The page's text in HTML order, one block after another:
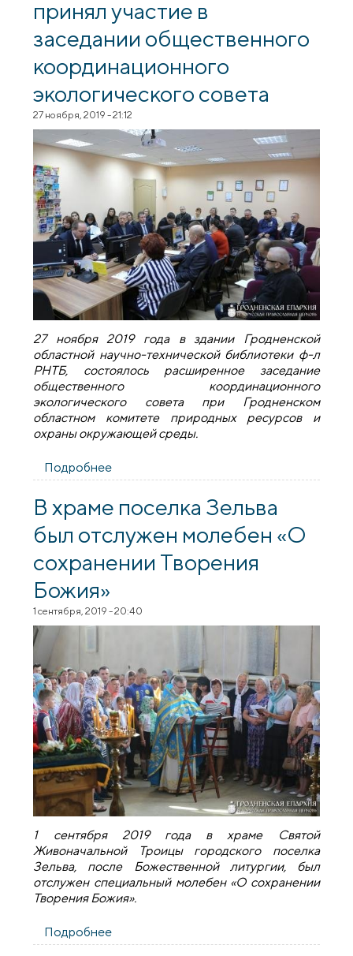
принял участие в
заседании общественного
координационного
экологического совета
27 ноября, 2019 - 21:12
27 ноября 2019 года в здании Гродненской
областной научно-технической библиотеки ф-л
РНТБ, состоялось расширенное заседание
общественного координационного
экологического совета при Гродненском
областном комитете природных ресурсов и
охраны окружающей среды.
Подробнее
принял участие в заседании
общественного координационного
экологического совета
В храме поселка Зельва
был отслужен молебен «О
сохранении Творения
Божия»
1 сентября, 2019 - 20:40
1 сентября 2019 года в храме Святой
Живоначальной Троицы городского поселка
Зельва, после Божественной литургии, был
отслужен специальный молебен «О сохранении
Творения Божия».
Подробнее
молебен «О сохранении Творения